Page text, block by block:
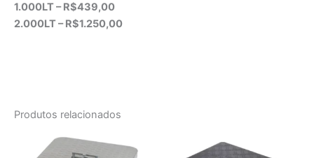
1.000LT – R$439,00
2.000LT – R$1.250,00
Produtos relacionados